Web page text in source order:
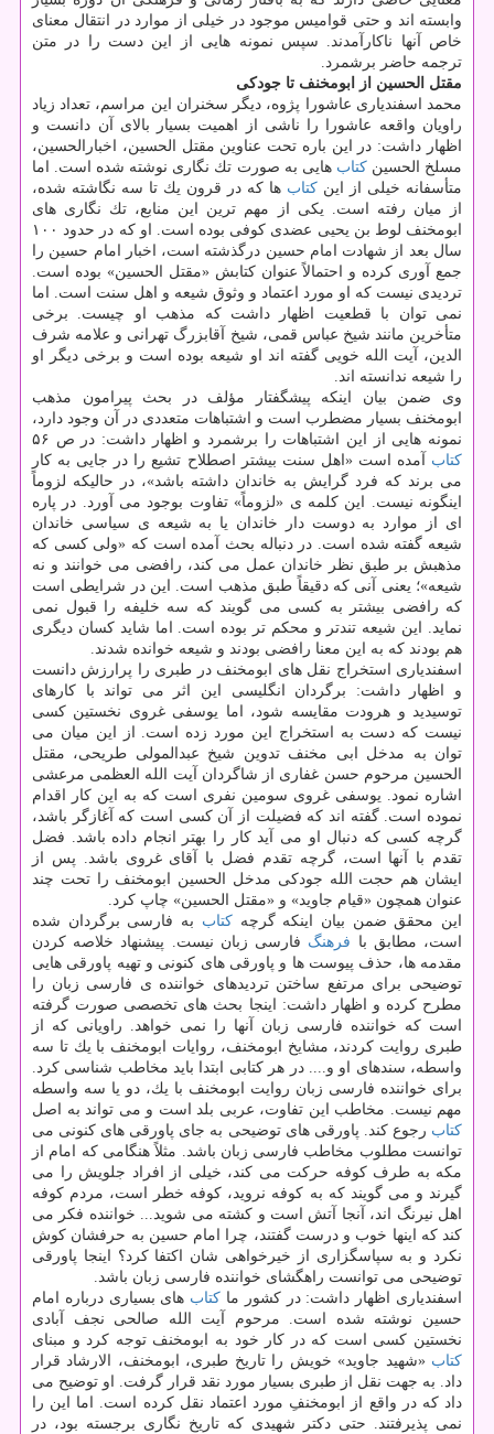
وابسته اند و حتی قوامیس موجود در خیلی از موارد در انتقال معنای
خاص آنها ناكارآمدند. سپس نمونه هایی از این دست را در متن
ترجمه حاضر برشمرد.
مقتل الحسین از ابومخنف تا جودكی
محمد اسفندیاری عاشورا پژوه، دیگر سخنران این مراسم، تعداد زیاد
راویان واقعه عاشورا را ناشی از اهمیت بسیار بالای آن دانست و
اظهار داشت: در این باره تحت عناوین مقتل الحسین، اخبارالحسین،
مسلخ الحسینكتاب هایی به صورت تك نگاری نوشته شده است. اما
متأسفانه خیلی از این كتاب ها كه در قرون یك تا سه نگاشته شده،
از میان رفته است. یكی از مهم ترین این منابع، تك نگاری های
ابومخنف لوط بن یحیی عضدی كوفی بوده است. او كه در حدود ۱۰۰
سال بعد از شهادت امام حسین درگذشته است، اخبار امام حسین را
جمع آوری كرده و احتمالاً عنوان كتابش «مقتل الحسین» بوده است.
تردیدی نیست كه او مورد اعتماد و وثوق شیعه و اهل سنت است. اما
نمی توان با قطعیت اظهار داشت كه مذهب او چیست. برخی
متأخرین مانند شیخ عباس قمی، شیخ آقابزرگ تهرانی و علامه شرف
الدین، آیت الله خویی گفته اند او شیعه بوده است و برخی دیگر او
را شیعه ندانسته اند.
وی ضمن بیان اینكه پیشگفتار مؤلف در بحث پیرامون مذهب
ابومخنف بسیار مضطرب است و اشتباهات متعددی در آن وجود دارد،
نمونه هایی از این اشتباهات را برشمرد و اظهار داشت: در ص ۵۶
كتاب آمده است «اهل سنت بیشتر اصطلاح تشیع را در جایی به كار
می برند كه فرد گرایش به خاندان داشته باشد»، در حالیكه لزوماً
اینگونه نیست. این كلمه ی «لزوماً» تفاوت بوجود می آورد. در پاره
ای از موارد به دوست دار خاندان یا به شیعه ی سیاسی خاندان
شیعه گفته شده است. در دنباله بحث آمده است كه «ولی كسی كه
مذهبش بر طبق نظر خاندان عمل می كند، رافضی می خوانند و نه
شیعه»؛ یعنی آنی كه دقیقاً طبق مذهب است. این در شرایطی است
كه رافضی بیشتر به كسی می گویند كه سه خلیفه را قبول نمی
نماید. این شیعه تندتر و محكم تر بوده است. اما شاید كسان دیگری
هم بودند كه به این معنا رافضی بودند و شیعه خوانده شدند.
اسفندیاری استخراج نقل های ابومخنف در طبری را پرارزش دانست
و اظهار داشت: برگردان انگلیسی این اثر می تواند با كارهای
توسیدید و هرودت مقایسه شود، اما یوسفی غروی نخستین كسی
نیست كه دست به استخراج این مورد زده است. از این میان می
توان به مدخل ابی مخنف تدوین شیخ عبدالمولی طریحی، مقتل
الحسین مرحوم حسن غفاری از شاگردان آیت الله العظمی مرعشی
اشاره نمود. یوسفی غروی سومین نفری است كه به این كار اقدام
نموده است. گفته اند كه فضیلت از آن كسی است كه آغازگر باشد،
گرچه كسی كه دنبال او می آید كار را بهتر انجام داده باشد. فضل
تقدم با آنها است، گرچه تقدم فضل با آقای غروی باشد. پس از
ایشان هم حجت الله جودكی مدخل الحسین ابومخنف را تحت چند
عنوان همچون «قیام جاوید» و «مقتل الحسین» چاپ كرد.
این محقق ضمن بیان اینكه گرچهكتاب به فارسی برگردان شده
است، مطابق با فرهنگ فارسی زبان نیست. پیشنهاد خلاصه كردن
مقدمه ها، حذف پیوست ها و پاورقی های كنونی و تهیه پاورقی هایی
توضیحی برای مرتفع ساختن تردیدهای خواننده ی فارسی زبان را
مطرح كرده و اظهار داشت: اینجا بحث های تخصصی صورت گرفته
است كه خواننده فارسی زبان آنها را نمی خواهد. راویانی كه از
طبری روایت كردند، مشایخ ابومخنف، روایات ابومخنف با یك تا سه
واسطه، سندهای او و.... در هر كتابی ابتدا باید مخاطب شناسی كرد.
برای خواننده فارسی زبان روایت ابومخنف با یك، دو یا سه واسطه
مهم نیست. مخاطب این تفاوت، عربی بلد است و می تواند به اصل
كتاب رجوع كند. پاورقی های توضیحی به جای پاورقی های كنونی می
توانست مطلوب مخاطب فارسی زبان باشد. مثلاً هنگامی كه امام از
مكه به طرف كوفه حركت می كند، خیلی از افراد جلویش را می
گیرند و می گویند كه به كوفه نروید، كوفه خطر است، مردم كوفه
اهل نیرنگ اند، آنجا آتش است و كشته می شوید... خواننده فكر می
كند كه اینها خوب و درست گفتند، چرا امام حسین به حرفشان كوش
نكرد و به سپاسگزاری از خیرخواهی شان اكتفا كرد؟ اینجا پاورقی
توضیحی می توانست راهگشای خواننده فارسی زبان باشد.
اسفندیاری اظهار داشت: در كشور ما كتاب های بسیاری درباره امام
حسین نوشته شده است. مرحوم آیت الله صالحی نجف آبادی
نخستین كسی است كه در كار خود به ابومخنف توجه كرد و مبنای
كتاب «شهید جاوید» خویش را تاریخ طبری، ابومخنف، الارشاد قرار
داد. به جهت نقل از طبری بسیار مورد نقد قرار گرفت. او توضیح می
داد كه در واقع از ابومخنفِ مورد اعتماد نقل كرده است. اما این را
نمی پذیرفتند. حتی دكتر شهیدی كه تاریخ نگاری برجسته بود، در